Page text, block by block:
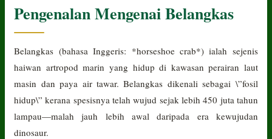
Pengenalan Mengenai Belangkas
Belangkas (bahasa Inggeris: *horseshoe crab*) ialah sejenis
haiwan artropod marin yang hidup di kawasan perairan laut
masin dan paya air tawar. Belangkas dikenali sebagai \”fosil
hidup\” kerana spesisnya telah wujud sejak lebih 450 juta tahun
lampau—malah jauh lebih awal daripada era kewujudan
dinosaur.